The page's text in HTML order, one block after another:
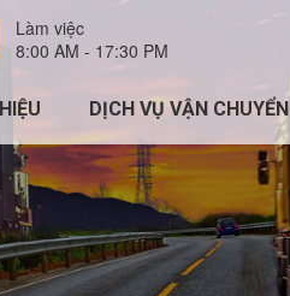
Làm việc
8:00 AM - 17:30 PM
DỊCH VỤ VẬN CHUYỂN